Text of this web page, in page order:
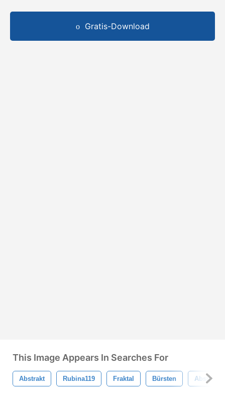
Gratis-Download
This Image Appears In Searches For
Abstrakt Rubina119 Fraktal Bürsten